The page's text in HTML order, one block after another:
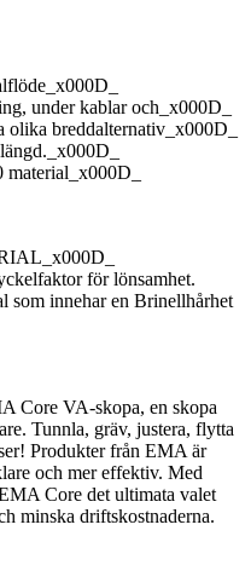
under kablar och_x000D_
olika breddalternativ_x000D_
för lönsamhet.
som innehar en Brinellhårhet
Core VA-skopa, en skopa
Tunnla, gräv, justera, flytta
Produkter från EMA är
och mer effektiv. Med
Core det ultimata valet
minska driftskostnaderna.